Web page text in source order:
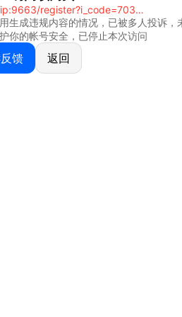
https://www.q4sdgj.vip:9663/register?i_code=70328081
生成违规内容的情况，已被多人投诉，
你的帐号安全，已停止本次访问
馈 返回